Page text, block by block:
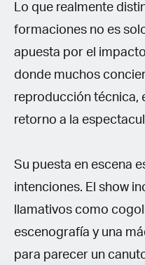
Lo que realmente
formaciones no es
apuesta por el
donde muchos
reproducción técnica,
retorno a la
Su puesta en escena
intenciones. El show
llamativos como
escenografía y una
para parecer un